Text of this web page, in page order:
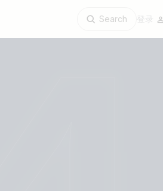
Search 登录